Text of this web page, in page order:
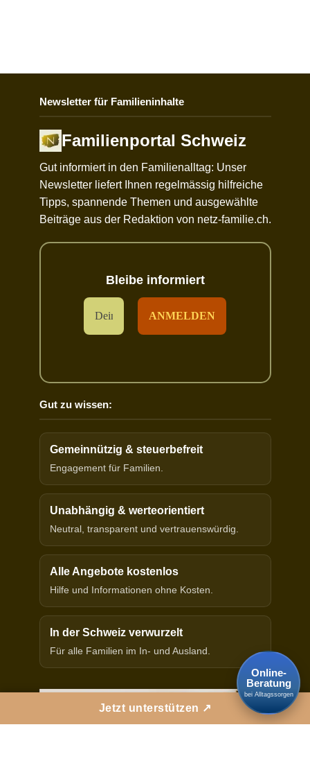
Jetzt unterstützen ↗
Online-
Beratung
bei Alltagssorgen
Newsletter für Familieninhalte
Familienportal Schweiz
Gut informiert in den Familienalltag: Unser
Newsletter liefert Ihnen regelmässig hilfreiche
Tipps, spannende Themen und ausgewählte
Beiträge aus der Redaktion von netz-familie.ch.
Bleibe informiert
Gut zu wissen:
Gemeinnützig & steuerbefreit
Engagement für Familien.
Unabhängig & werteorientiert
Neutral, transparent und vertrauenswürdig.
Alle Angebote kostenlos
Hilfe und Informationen ohne Kosten.
In der Schweiz verwurzelt
Für alle Familien im In- und Ausland.